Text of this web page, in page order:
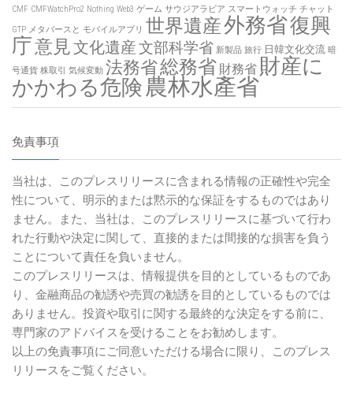
CMF CMFWatchPro2 Nothing Web3 ゲーム サウジアラビア スマートウォッチ チャット
GTP メタバースと モバイルアプリ 世界遺産外務省復興
庁意見文化遺産文部科学省 新製品 旅行 日韓文化交流 暗
号通貨 株取引 気候変動 法務省総務省 財務省 財産に
かかわる危険農林水產省
免責事項
当社は、このプレスリリースに含まれる情報の正確性や完全
性について、明示的または黙示的な保証をするものではあり
ません。また、当社は、このプレスリリースに基づいて行わ
れた行動や決定に関して、直接的または間接的な損害を負う
ことについて責任を負いません。
このプレスリリースは、情報提供を目的としているものであ
り、金融商品の勧誘や売買の勧誘を目的としているものでは
ありません。投資や取引に関する最終的な決定をする前に、
専門家のアドバイスを受けることをお勧めします。
以上の免責事項にご同意いただける場合に限り、このプレス
リリースをご覧ください。